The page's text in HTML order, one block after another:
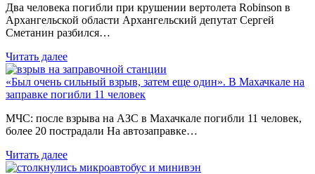
Два человека погибли при крушении вертолета Robinson в
Архангельской области Архангельский депутат Сергей
Сметанин разбился…
Читать далее
«Был очень сильный взрыв, затем еще один». В Махачкале на
заправке погибли 11 человек
МЧС: после взрыва на АЗС в Махачкале погибли 11 человек,
более 20 пострадали На автозаправке…
Читать далее